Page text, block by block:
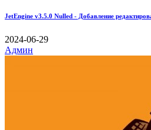
JetEngine v3.5.0 Nulled - Добавление
2024-06-29
Админ